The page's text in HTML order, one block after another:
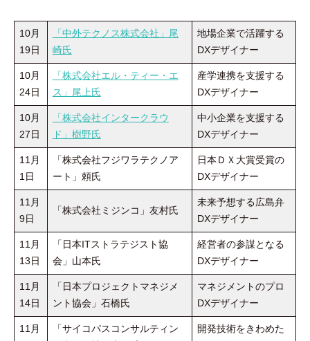
10月
19日
「中外テクノス株式会社」尾
崎氏
地場企業で活躍する
DXデザイナー
10月
24日
「株式会社エル・ティー・エ
ス」尾上氏
産学連携を支援する
DXデザイナー
10月
27日
「株式会社インタークラウ
ド」樹野氏
中小企業を支援する
DXデザイナー
11月
1日
「株式会社フジワラテクノア
ート」頼氏
日本ＤＸ大賞受賞の
DXデザイナー
11月
9日
「株式会社ミジンコ」友村氏
未来予想する広島弁
DXデザイナー
11月
13日
「日本ITストラテジスト協
会」山本氏
経営者の参謀となる
DXデザイナー
11月
14日
「日本プロジェクトマネジメ
ント協会」石橋氏
マネジメントのプロ
DXデザイナー
11月
「サイコパスコンサルティン
開発技術をきわめた